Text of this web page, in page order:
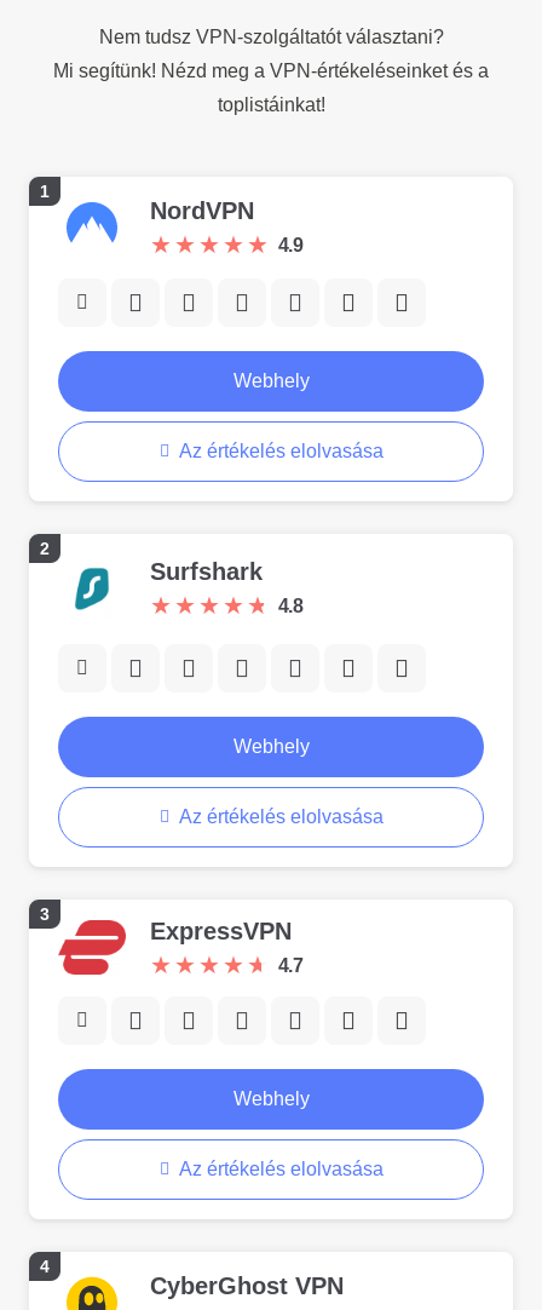
Nem tudsz VPN-szolgáltatót választani?
Mi segítünk! Nézd meg a VPN-értékeléseinket és a
toplistáinkat!
1
NordVPN
★ ★ ★ ★ ★
★ ★ ★ ★ ★ 4.9
Az értékelés elolvasása
Webhely
2
Surfshark
★ ★ ★ ★ ★
★ ★ ★ ★ ★ 4.8
Az értékelés elolvasása
Webhely
3
ExpressVPN
★ ★ ★ ★ ★
★ ★ ★ ★ ★ 4.7
Az értékelés elolvasása
Webhely
4
CyberGhost VPN